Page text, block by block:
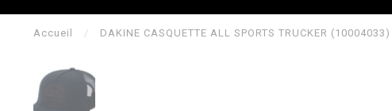
Accueil / DAKINE CASQUETTE ALL SPORTS TRUCKER (10004033)